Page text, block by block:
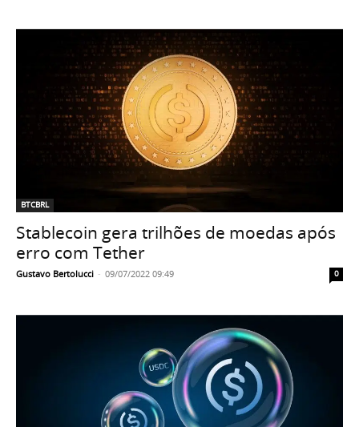
BTCBRL
Stablecoin gera trilhões de moedas após
erro com Tether
Gustavo Bertolucci - 09/07/2022 09:49 0